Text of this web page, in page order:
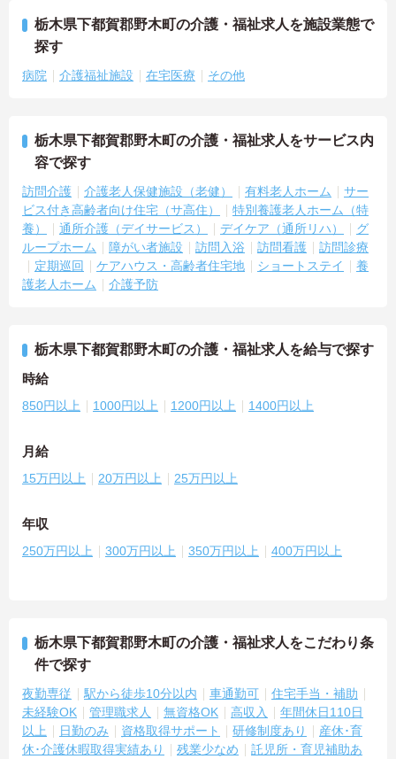
栃木県下都賀郡野木町の介護・福祉求人を施設業態で
探す
病院 介護福祉施設 在宅医療 その他
栃木県下都賀郡野木町の介護・福祉求人をサービス内
容で探す
訪問介護 介護老人保健施設（老健） 有料老人ホーム
サー
ビス付き高齢者向け住宅（サ高住）
特別養護老人ホーム（特
養）
通所介護（デイサービス） デイケア（通所リハ）
グ
ループホーム
障がい者施設 訪問入浴 訪問看護
訪問診療
定期巡回
ケアハウス・高齢者住宅地 ショートステイ
養
護老人ホーム
介護予防
栃木県下都賀郡野木町の介護・福祉求人を給与で探す
時給
850円以上 1000円以上 1200円以上 1400円以上
月給
15万円以上 20万円以上 25万円以上
年収
250万円以上 300万円以上 350万円以上 400万円以上
栃木県下都賀郡野木町の介護・福祉求人をこだわり条
件で探す
夜勤専従 駅から徒歩10分以内 車通勤可
住宅手当・補助
未経験OK
管理職求人 無資格OK 高収入
年間休日110日
以上
日勤のみ 資格取得サポート 研修制度あり
産休･育
休･介護休暇取得実績あり
残業少なめ
託児所・育児補助あ